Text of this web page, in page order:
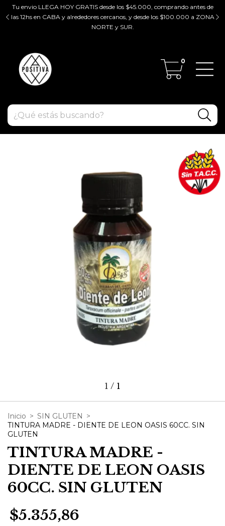
Tu envio LLEGA HOY GRATIS desde los $45.000, comprando antes de
las 12hs en CABA y alrededores cercanos, y desde los $100.000 a ZONA
NORTE y SUR.
0
1 / 1
Inicio > SIN GLUTEN >
TINTURA MADRE - DIENTE DE LEON OASIS 60CC. SIN
GLUTEN
TINTURA MADRE -
DIENTE DE LEON OASIS
60CC. SIN GLUTEN
$5.355,86